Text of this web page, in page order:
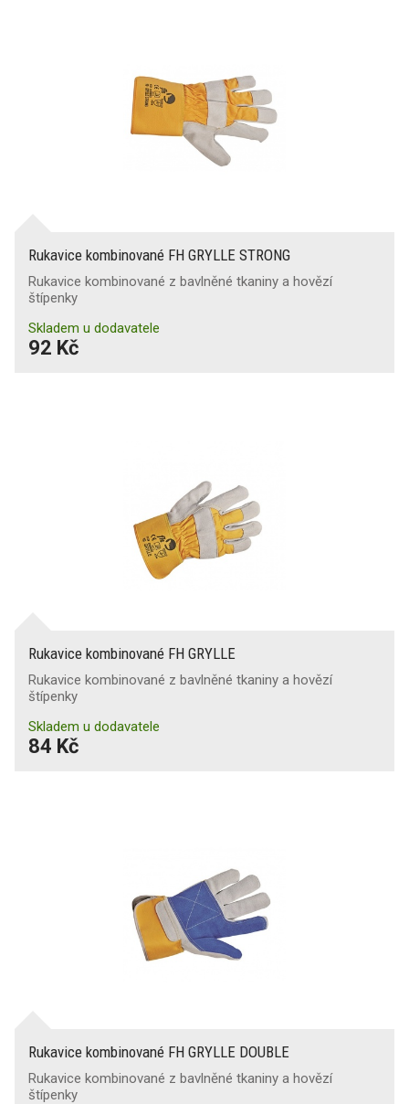
Rukavice kombinované FH GRYLLE STRONG
Rukavice kombinované z bavlněné tkaniny a hovězí
štípenky
Skladem u dodavatele
92 Kč
Rukavice kombinované FH GRYLLE
Rukavice kombinované z bavlněné tkaniny a hovězí
štípenky
Skladem u dodavatele
84 Kč
Rukavice kombinované FH GRYLLE DOUBLE
Rukavice kombinované z bavlněné tkaniny a hovězí
štípenky